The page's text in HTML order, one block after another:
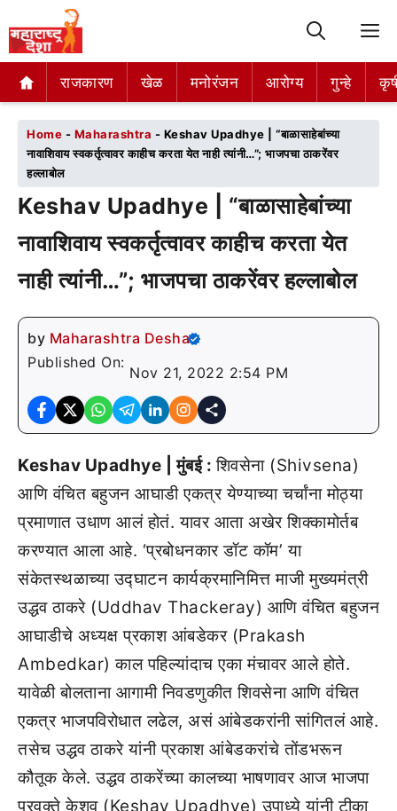
राजकारण खेळ मनोरंजन आरोग्य गुन्हे
राजकारण खेळ मनोरंजन आरोग्य गुन्हे
Home - Maharashtra - Keshav Upadhye | “बाळासाहेबांच्या
नावाशिवाय स्वकर्तृत्वावर काहीच करता येत नाही त्यांनी…”; भाजपचा ठाकरेंवर
हल्लाबोल
Keshav Upadhye | “बाळासाहेबांच्या
नावाशिवाय स्वकर्तृत्वावर काहीच करता येत
नाही त्यांनी…”; भाजपचा ठाकरेंवर हल्लाबोल
by Maharashtra Desha
Published On:
Nov 21, 2022 2:54 PM
Keshav Upadhye | मुंबई : शिवसेना (Shivsena)
आणि वंचित बहुजन आघाडी एकत्र येण्याच्या चर्चांना मोठ्या
प्रमाणात उधाण आलं होतं. यावर आता अखेर शिक्कामोर्तब
करण्यात आला आहे. ‘प्रबोधनकार डॉट कॉम’ या
संकेतस्थळाच्या उद्घाटन कार्यक्रमानिमित्त माजी मुख्यमंत्री
उद्धव ठाकरे (Uddhav Thackeray) आणि वंचित बहुजन
आघाडीचे अध्यक्ष प्रकाश आंबडेकर (Prakash
Ambedkar) काल पहिल्यांदाच एका मंचावर आले होते.
यावेळी बोलताना आगामी निवडणुकीत शिवसेना आणि वंचित
एकत्र भाजपविरोधात लढेल, असं आंबेडकरांनी सांगितलं आहे.
तसेच उद्धव ठाकरे यांनी प्रकाश आंबेडकरांचे तोंडभरून
कौतूक केले. उद्धव ठाकरेंच्या कालच्या भाषणावर आज भाजपा
प्रवक्ते केशव (Keshav Upadhye) उपाध्ये यांनी टीका